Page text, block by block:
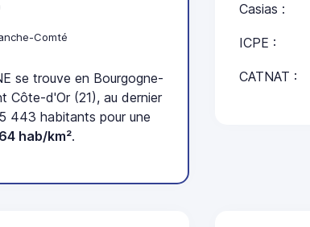
Comté
se trouve en Bourgogne-
Côte-d'Or (21), au dernier
443 habitants pour une
hab/km².
Casias :
ICPE :
CATNAT :